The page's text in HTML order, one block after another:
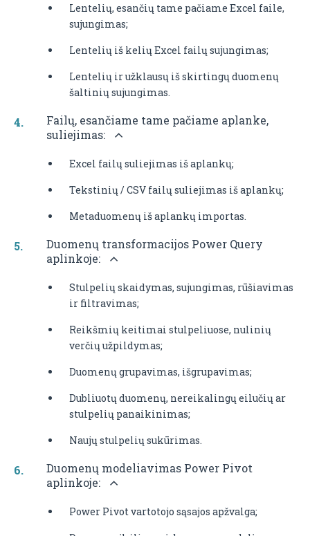
Lentelių, esančių tame pačiame Excel faile,
sujungimas;
Lentelių iš kelių Excel failų sujungimas;
Lentelių ir užklausų iš skirtingų duomenų
šaltinių sujungimas.
Failų, esančiame tame pačiame aplanke,
suliejimas:
Excel failų suliejimas iš aplankų;
Tekstinių / CSV failų suliejimas iš aplankų;
Metaduomenų iš aplankų importas.
Duomenų transformacijos Power Query
aplinkoje:
Stulpelių skaidymas, sujungimas, rūšiavimas
ir filtravimas;
Reikšmių keitimai stulpeliuose, nulinių
verčių užpildymas;
Duomenų grupavimas, išgrupavimas;
Dubliuotų duomenų, nereikalingų eilučių ar
stulpelių panaikinimas;
Naujų stulpelių sukūrimas.
Duomenų modeliavimas Power Pivot
aplinkoje:
Power Pivot vartotojo sąsajos apžvalga;